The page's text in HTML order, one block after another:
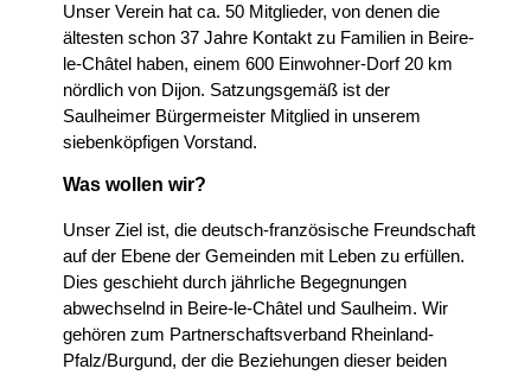
Unser Verein hat ca. 50 Mitglieder, von denen die
ältesten schon 37 Jahre Kontakt zu Familien in Beire-
le-Châtel haben, einem 600 Einwohner-Dorf 20 km
nördlich von Dijon. Satzungsgemäß ist der
Saulheimer Bürgermeister Mitglied in unserem
siebenköpfigen Vorstand.
Was wollen wir?
Unser Ziel ist, die deutsch-französische Freundschaft
auf der Ebene der Gemeinden mit Leben zu erfüllen.
Dies geschieht durch jährliche Begegnungen
abwechselnd in Beire-le-Châtel und Saulheim. Wir
gehören zum Partnerschaftsverband Rheinland-
Pfalz/Burgund, der die Beziehungen dieser beiden